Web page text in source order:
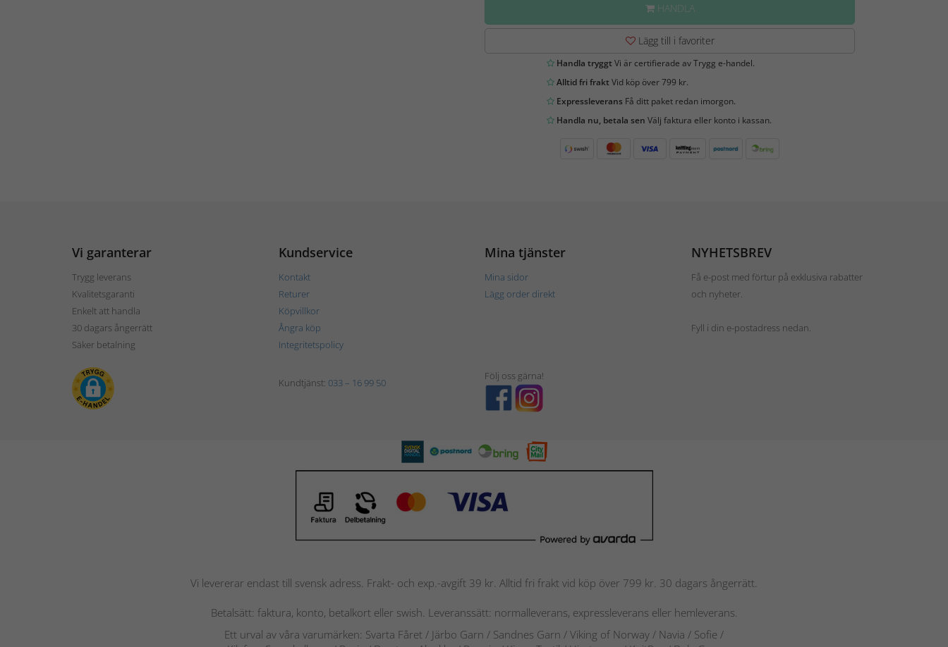
HANDLA
Lägg till i favoriter
Handla tryggtVi är certifierade av Trygg e-handel.
Alltid fri fraktVid köp över 799 kr.
ExpressleveransFå ditt paket redan imorgon.
Handla nu, betala sen Välj faktura eller konto i kassan.
Vi garanterar
Trygg leverans
Kvalitetsgaranti
Enkelt att handla
30 dagars ångerrätt
Säker betalning
Kundservice
Kontakt
Returer
Köpvillkor
Ångra köp
Integritetspolicy
Mina tjänster
Mina sidor
Lägg order direkt
NYHETSBREV
Få e-post med förtur på exklusiva rabatter
och nyheter.
Fyll i din e-postadress nedan.
Kundtjänst: 033 – 16 99 50
Följ oss gärna!
Vi levererar endast till svensk adress. Frakt- och exp.-avgift 39 kr. Alltid fri frakt vid köp över 799 kr. 30 dagars ångerrätt.
Betalsätt: faktura, konto, betalkort eller swish. Leveranssätt: normalleverans, expressleverans eller hemleverans.
Ett urval av våra varumärken: Svarta Fåret / Järbo Garn / Sandnes Garn / Viking of Norway / Navia / Sofie /